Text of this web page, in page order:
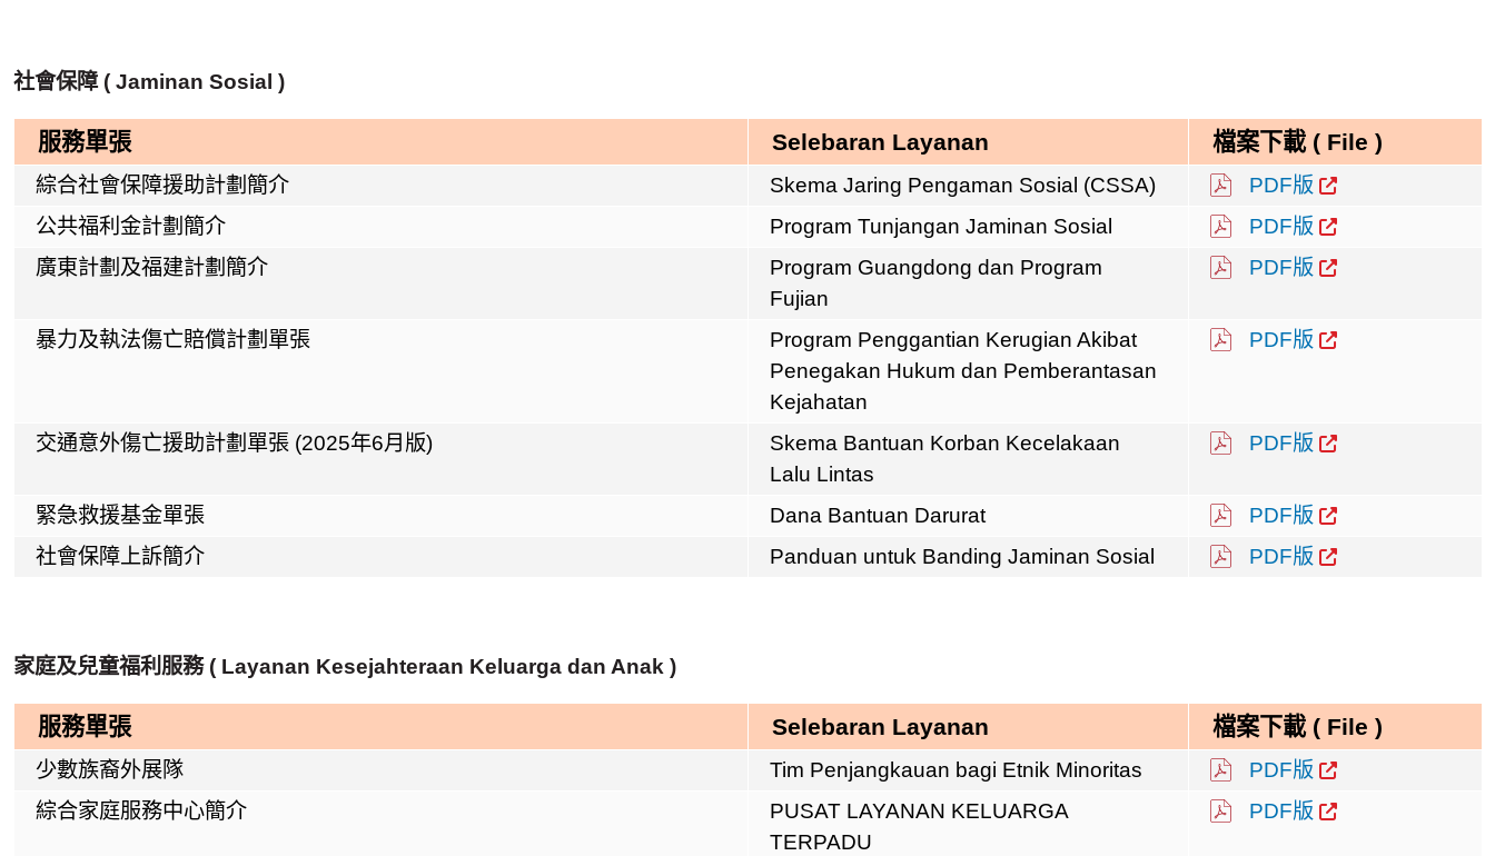
社會保障 ( Jaminan Sosial )
服務單張 Selebaran Layanan 檔案下載 ( File )
綜合社會保障援助計劃簡介 Skema Jaring Pengaman Sosial (CSSA)
PDF版
公共福利金計劃簡介
Program Tunjangan Jaminan Sosial
PDF版
廣東計劃及福建計劃簡介
Program Guangdong dan Program
Fujian
PDF版
暴力及執法傷亡賠償計劃單張
Program Penggantian Kerugian Akibat
Penegakan Hukum dan Pemberantasan
Kejahatan
PDF版
交通意外傷亡援助計劃單張 (2025年6月版)
Skema Bantuan Korban Kecelakaan
Lalu Lintas
PDF版
緊急救援基金單張 Dana Bantuan Darurat
PDF版
社會保障上訴簡介
Panduan untuk Banding Jaminan Sosial PDF版
家庭及兒童福利服務 ( Layanan Kesejahteraan Keluarga dan Anak )
服務單張 Selebaran Layanan 檔案下載 ( File )
少數族裔外展隊 Tim Penjangkauan bagi Etnik Minoritas
PDF版
綜合家庭服務中心簡介
PUSAT LAYANAN KELUARGA
TERPADU
PDF版